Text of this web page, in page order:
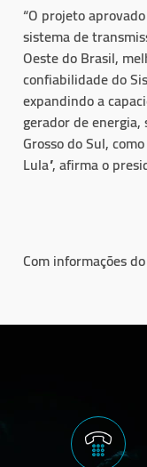
“O projeto
sistema de
Oeste do Brasil,
confiabilidade do
expandindo a
gerador de
Grosso do Sul,
Lula”, afirma o
Com informações